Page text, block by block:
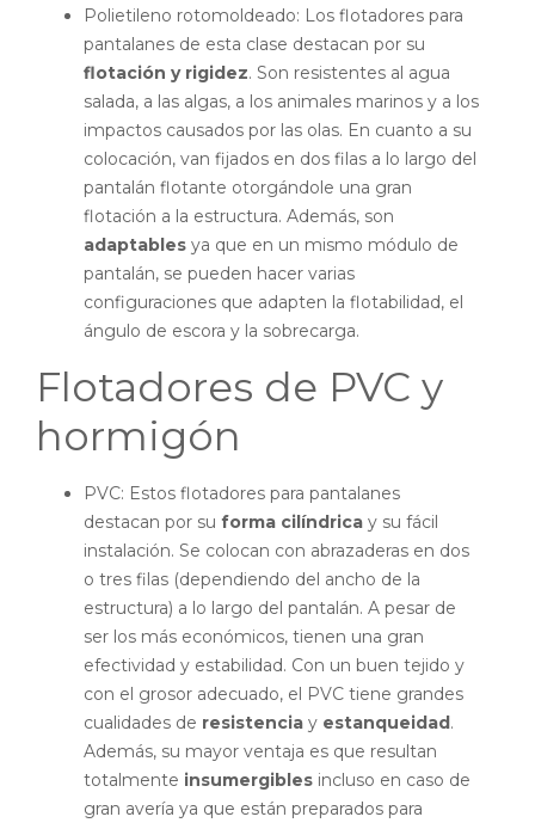
Polietileno rotomoldeado: Los flotadores para
pantalanes de esta clase destacan por su
flotación y rigidez. Son resistentes al agua
salada, a las algas, a los animales marinos y a los
impactos causados por las olas. En cuanto a su
colocación, van fijados en dos filas a lo largo del
pantalán flotante otorgándole una gran
flotación a la estructura. Además, son
adaptables ya que en un mismo módulo de
pantalán, se pueden hacer varias
configuraciones que adapten la flotabilidad, el
ángulo de escora y la sobrecarga.
Flotadores de PVC y
hormigón
PVC: Estos flotadores para pantalanes
destacan por su forma cilíndrica y su fácil
instalación. Se colocan con abrazaderas en dos
o tres filas (dependiendo del ancho de la
estructura) a lo largo del pantalán. A pesar de
ser los más económicos, tienen una gran
efectividad y estabilidad. Con un buen tejido y
con el grosor adecuado, el PVC tiene grandes
cualidades de resistencia y estanqueidad.
Además, su mayor ventaja es que resultan
totalmente insumergibles incluso en caso de
gran avería ya que están preparados para